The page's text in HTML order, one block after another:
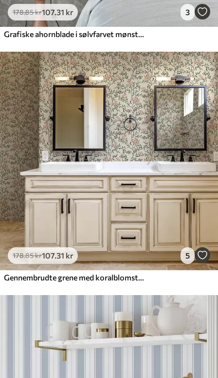
178.85kr107.31 kr 3
Grafiske ahornblade i sølvfarvet mønster på grå baggrund
178.85kr107.31 kr 5
Gennembrudte grene med koralblomster, blomstermønster